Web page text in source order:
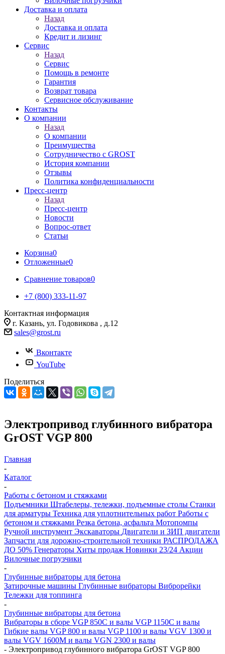
Доставка и оплата
Назад
Доставка и оплата
Кредит и лизинг
Сервис
Назад
Сервис
Помощь в ремонте
Гарантия
Возврат товара
Сервисное обслуживание
Контакты
О компании
Назад
О компании
Преимущества
Сотрудничество с GROST
История компании
Отзывы
Политика конфиденциальности
Пресс-центр
Назад
Пресс-центр
Новости
Вопрос-ответ
Статьи
Корзина0
Отложенные0
Сравнение товаров0
+7 (800) 333-11-97
Контактная информация
г. Казань, ул. Годовикова , д.12
sales@grost.ru
Вконтакте
YouTube
Поделиться
Электропривод глубинного вибратора
GrOST VGP 800
Главная
-
Каталог
-
Работы с бетоном и стяжками
Подъемники Штабелеры, тележки, подъемные столы Станки
для арматуры Техника для уплотнительных работ Работы с
бетоном и стяжками Резка бетона, асфальта Мотопомпы
Ручной инструмент Экскаваторы Двигатели и ЗИП двигатели
Запчасти для дорожно-строительной техники РАСПРОДАЖА
ДО 50% Генераторы Хиты продаж Новинки 23/24 Акции
Вилочные погрузчики
-
Глубинные вибраторы для бетона
Затирочные машины Глубинные вибраторы Виброрейки
Тележки для топпинга
-
Глубинные вибраторы для бетона
Вибраторы в сборе VGP 850C и валы VGP 1150C и валы
Гибкие валы VGP 800 и валы VGP 1100 и валы VGV 1300 и
валы VGV 1600M и валы VGN 2300 и валы
- Электропривод глубинного вибратора GrOST VGP 800